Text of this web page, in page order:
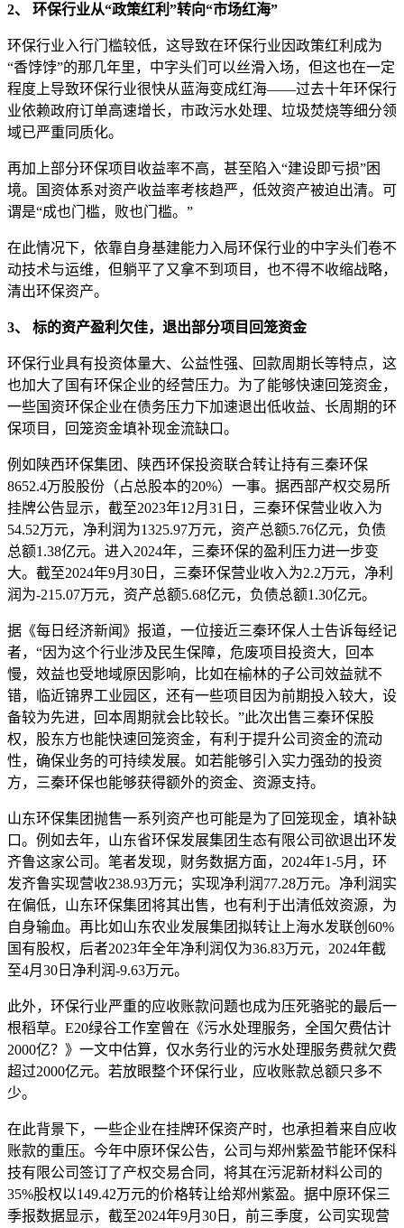
2、 环保行业从“政策红利”转向“市场红海”
环保行业入行门槛较低，这导致在环保行业因政策红利成为
“香饽饽”的那几年里，中字头们可以丝滑入场，但这也在一定
程度上导致环保行业很快从蓝海变成红海——过去十年环保行
业依赖政府订单高速增长，市政污水处理、垃圾焚烧等细分领
域已严重同质化。
再加上部分环保项目收益率不高，甚至陷入“建设即亏损”困
境。国资体系对资产收益率考核趋严，低效资产被迫出清。可
谓是“成也门槛，败也门槛。”
在此情况下，依靠自身基建能力入局环保行业的中字头们卷不
动技术与运维，但躺平了又拿不到项目，也不得不收缩战略，
清出环保资产。
3、 标的资产盈利欠佳，退出部分项目回笼资金
环保行业具有投资体量大、公益性强、回款周期长等特点，这
也加大了国有环保企业的经营压力。为了能够快速回笼资金，
一些国资环保企业在债务压力下加速退出低收益、长周期的环
保项目，回笼资金填补现金流缺口。
例如陕西环保集团、陕西环保投资联合转让持有三秦环保
8652.4万股股份（占总股本的20%）一事。据西部产权交易所
挂牌公告显示，截至2023年12月31日，三秦环保营业收入为
54.52万元，净利润为1325.97万元，资产总额5.76亿元，负债
总额1.38亿元。进入2024年，三秦环保的盈利压力进一步变
大。截至2024年9月30日，三秦环保营业收入为2.2万元，净利
润为-215.07万元，资产总额5.68亿元，负债总额1.30亿元。
据《每日经济新闻》报道，一位接近三秦环保人士告诉每经记
者，“因为这个行业涉及民生保障，危废项目投资大，回本
慢，效益也受地域原因影响，比如在榆林的子公司效益就不
错，临近锦界工业园区，还有一些项目因为前期投入较大，设
备较为先进，回本周期就会比较长。”此次出售三秦环保股
权，股东方也能快速回笼资金，有利于提升公司资金的流动
性，确保业务的可持续发展。如若能够引入实力强劲的投资
方，三秦环保也能够获得额外的资金、资源支持。
山东环保集团抛售一系列资产也可能是为了回笼现金，填补缺
口。例如去年，山东省环保发展集团生态有限公司欲退出环发
齐鲁这家公司。笔者发现，财务数据方面，2024年1-5月，环
发齐鲁实现营收238.93万元；实现净利润77.28万元。净利润实
在偏低，山东环保集团将其出售，也有利于出清低效资源，为
自身输血。再比如山东农业发展集团拟转让上海水发联创60%
国有股权，后者2023年全年净利润仅为36.83万元，2024年截
至4月30日净利润-9.63万元。
此外，环保行业严重的应收账款问题也成为压死骆驼的最后一
根稻草。E20绿谷工作室曾在《污水处理服务，全国欠费估计
2000亿？》一文中估算，仅水务行业的污水处理服务费就欠费
超过2000亿元。若放眼整个环保行业，应收账款总额只多不
少。
在此背景下，一些企业在挂牌环保资产时，也承担着来自应收
账款的重压。今年中原环保公告，公司与郑州紫盈节能环保科
技有限公司签订了产权交易合同，将其在污泥新材料公司的
35%股权以149.42万元的价格转让给郑州紫盈。据中原环保三
季报数据显示，截至2024年9月30日，前三季度，公司实现营